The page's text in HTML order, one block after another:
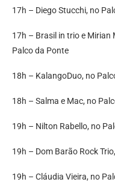
17h – Diego Stucchi, no
17h – Brasil in trio e Mirian
Palco da Ponte
18h – KalangoDuo, no
18h – Salma e Mac, no
19h – Nilton Rabello, no
19h – Dom Barão Rock
19h – Cláudia Vieira, no